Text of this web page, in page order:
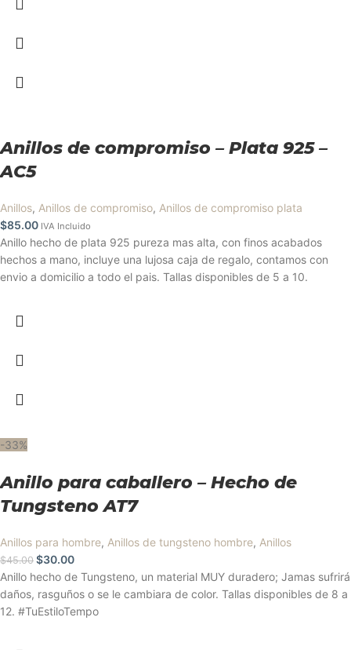
Anillos de compromiso – Plata 925 –
AC5
Anillos, Anillos de compromiso, Anillos de compromiso plata
$85.00 IVA Incluido
Anillo hecho de plata 925 pureza mas alta, con finos acabados
hechos a mano, incluye una lujosa caja de regalo, contamos con
envio a domicilio a todo el pais. Tallas disponibles de 5 a 10.
-33%
Anillo para caballero – Hecho de
Tungsteno AT7
Anillos para hombre, Anillos de tungsteno hombre, Anillos
$45.00 $30.00
Anillo hecho de Tungsteno, un material MUY duradero; Jamas sufrirá
daños, rasguños o se le cambiara de color. Tallas disponibles de 8 a
12. #TuEstiloTempo